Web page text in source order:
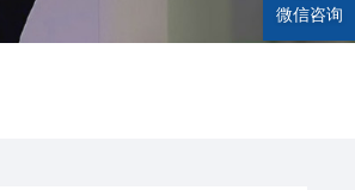
微信咨询